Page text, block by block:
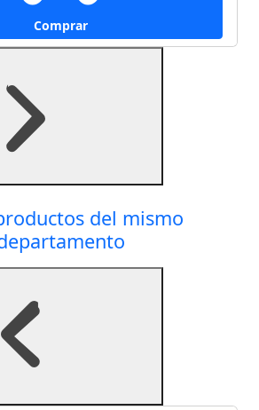
Comprar
del mismo